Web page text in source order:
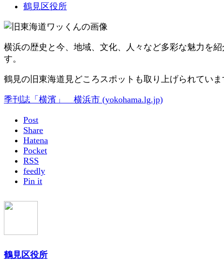
鶴見区役所
横浜の歴史と今、地域、文化、人々など多彩な魅力を
す。
鶴見の旧東海道見どころスポットも取り上げられていま
季刊誌「横濱」 横浜市 (yokohama.lg.jp)
Post
Share
Hatena
Pocket
RSS
feedly
Pin it
鶴見区役所